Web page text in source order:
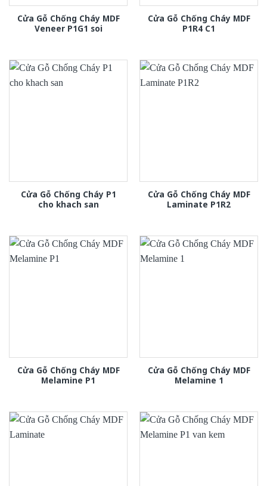
Cửa Gỗ Chống Cháy MDF
Veneer P1G1 soi
Cửa Gỗ Chống Cháy MDF
P1R4 C1
Cửa Gỗ Chống Cháy P1
cho khach san
Cửa Gỗ Chống Cháy MDF
Laminate P1R2
Cửa Gỗ Chống Cháy MDF
Melamine P1
Cửa Gỗ Chống Cháy MDF
Melamine 1